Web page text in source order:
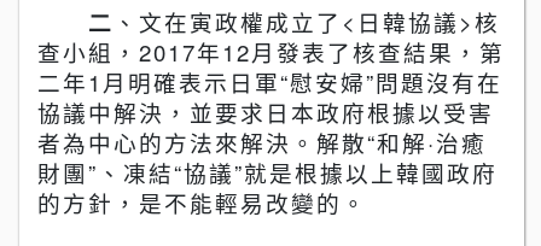
二 、文在寅政權成立了 < 日韓協議>核
查小組， 2017年12月發表了核查結果 ，第
二年1 月明確表示日軍“慰安婦”問題沒有在
協議中解決，並要求日本政府根據以受害
者為中心的方法來解決。解散“和解·治癒
財團” 、凍結“協議”就是根據以上韓國政府
的方針，是不能輕易改變的。